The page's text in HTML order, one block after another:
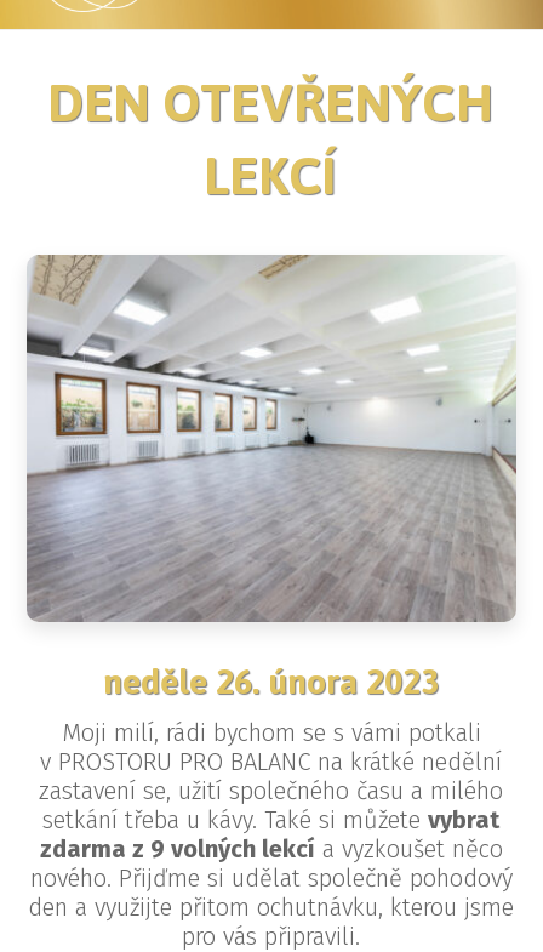
DEN OTEVŘENÝCH
LEKCÍ
neděle 26. února 2023
Moji milí, rádi bychom se s vámi potkali
v PROSTORU PRO BALANC na krátké nedělní
zastavení se, užití společného času a milého
setkání třeba u kávy. Také si můžete vybrat
zdarma z 9 volných lekcí a vyzkoušet něco
nového. Přijďme si udělat společně pohodový
den a využijte přitom ochutnávku, kterou jsme
pro vás připravili.